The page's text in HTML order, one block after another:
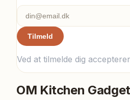
Tilmeld
Ved at tilmelde dig
OM Kitchen